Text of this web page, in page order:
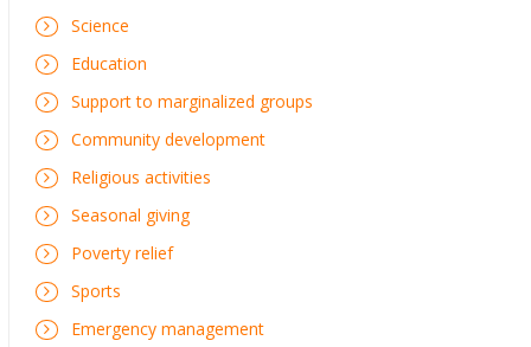
Science
Education
Support to marginalized groups
Community development
Religious activities
Seasonal giving
Poverty relief
Sports
Emergency management